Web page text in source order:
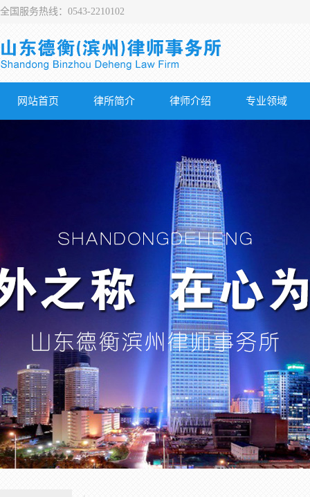
全国服务热线：0543-2210102
网站首页 律所简介 律师介绍 专业领域